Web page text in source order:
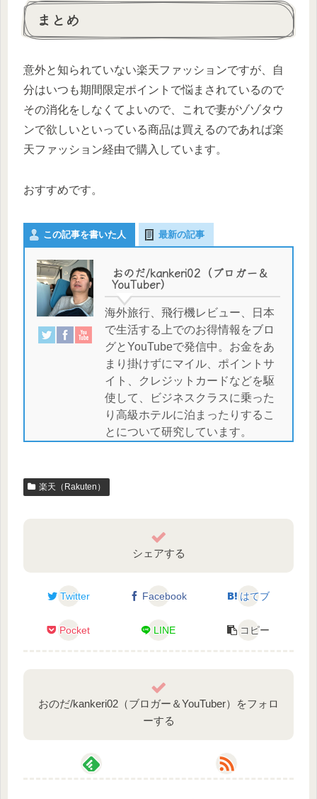
まとめ
意外と知られていない楽天ファッションですが、自
分はいつも期間限定ポイントで悩まされているので
その消化をしなくてよいので、これで妻がゾゾタウ
ンで欲しいといっている商品は買えるのであれば楽
天ファッション経由で購入しています。
おすすめです。
この記事を書いた人 最新の記事
おのだ/kankeri02（ブロガー＆
YouTuber）
海外旅行、飛行機レビュー、日本
で生活する上でのお得情報をブロ
グとYouTubeで発信中。お金をあ
まり掛けずにマイル、ポイントサ
イト、クレジットカードなどを駆
使して、ビジネスクラスに乗った
り高級ホテルに泊まったりするこ
とについて研究しています。
楽天（Rakuten）
シェアする
Twitter Facebook はてブ
Pocket LINE コピー
おのだ/kankeri02（ブロガー＆YouTuber）をフォロ
ーする